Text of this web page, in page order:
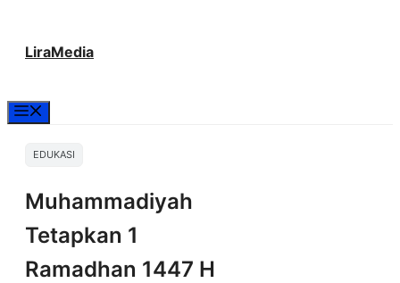
LiraMedia
EDUKASI
Muhammadiyah
Tetapkan 1
Ramadhan 1447 H